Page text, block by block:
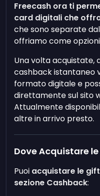
Freecash ora ti
card digitali che
che sono separate
offriamo come
Una volta acquistate,
cashback istantaneo
formato digitale e
direttamente sul sito
Attualmente
altre in arrivo presto.
Dove Acquistare
Puoi acquistare le
sezione Cashback: